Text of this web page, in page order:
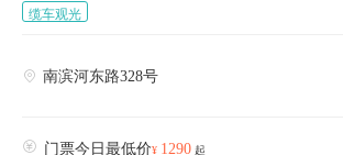
缆车观光
 南滨河东路328号
 门票今日最低价¥ 1290 起